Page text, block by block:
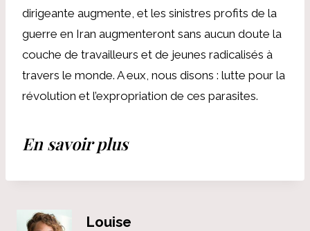
dirigeante augmente, et les sinistres profits de la
guerre en Iran augmenteront sans aucun doute la
couche de travailleurs et de jeunes radicalisés à
travers le monde. A eux, nous disons : lutte pour la
révolution et l’expropriation de ces parasites.
En savoir plus
Louise